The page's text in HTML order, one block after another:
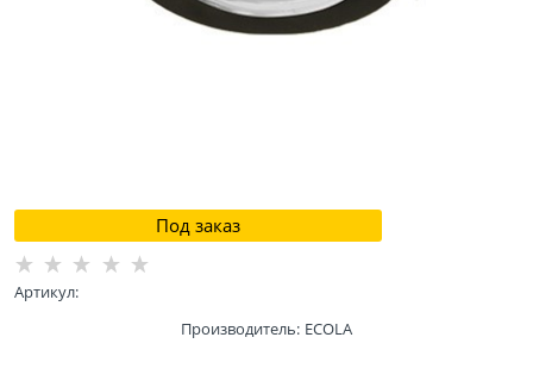
Под заказ
Артикул:
Производитель: ECOLA